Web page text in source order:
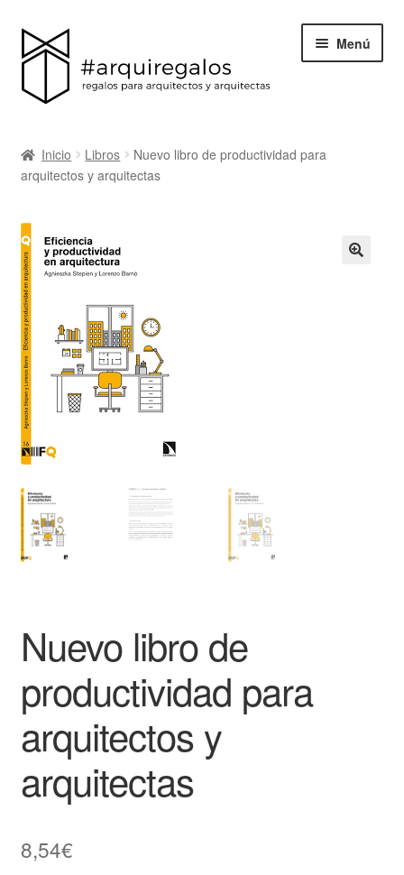
Menú
Categorías
hijo
BLACK FRIDAY
Blog
Acerca de ArquiRegalos
Contacta
Inicio Libros
Nuevo libro de productividad para
arquitectos y arquitectas
Nuevo libro de
productividad para
arquitectos y
arquitectas
8,54€